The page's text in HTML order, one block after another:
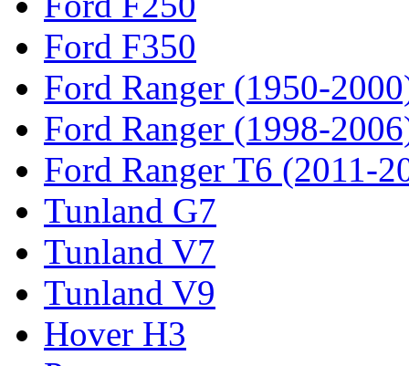
Ford F350
Ford Ranger (1950-
Ford Ranger (1998-
Ford Ranger T6 (2011-
Tunland G7
Tunland V7
Tunland V9
Hover H3